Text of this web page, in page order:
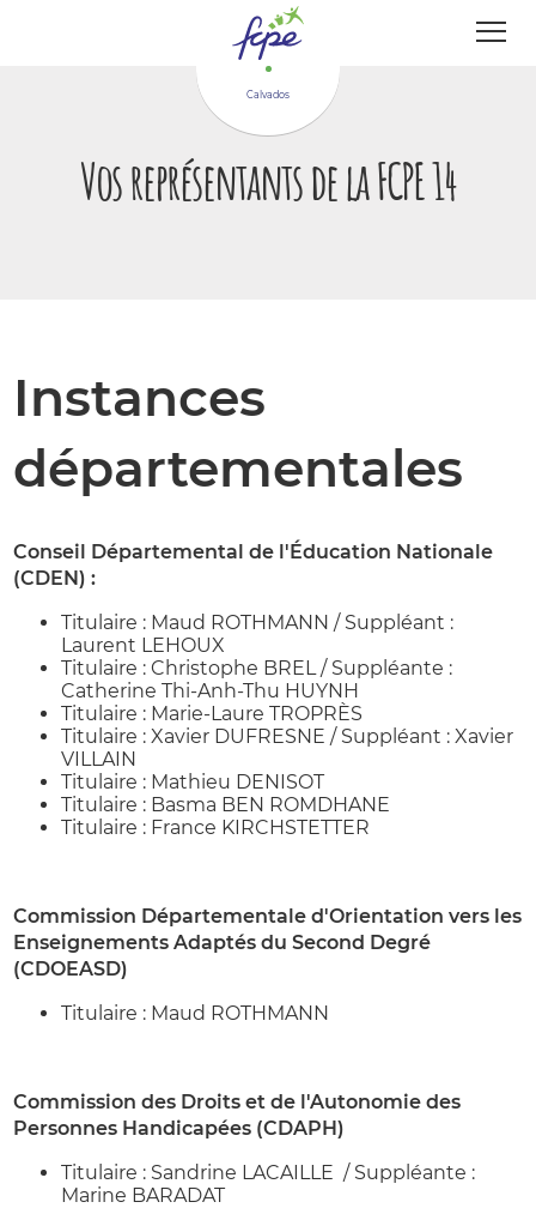
Calvados
Vos représentants de la FCPE 14
Instances
départementales
Conseil Départemental de l'Éducation Nationale
(CDEN) :
Titulaire : Maud ROTHMANN / Suppléant :
Laurent LEHOUX
Titulaire : Christophe BREL / Suppléante :
Catherine Thi-Anh-Thu HUYNH
Titulaire : Marie-Laure TROPRÈS
Titulaire : Xavier DUFRESNE / Suppléant : Xavier
VILLAIN
Titulaire : Mathieu DENISOT
Titulaire : Basma BEN ROMDHANE
Titulaire : France KIRCHSTETTER
Commission Départementale d'Orientation vers les
Enseignements Adaptés du Second Degré
(CDOEASD)
Titulaire : Maud ROTHMANN
Commission des Droits et de l'Autonomie des
Personnes Handicapées (CDAPH)
Titulaire : Sandrine LACAILLE / Suppléante :
Marine BARADAT
Panneau de gestion des cookies